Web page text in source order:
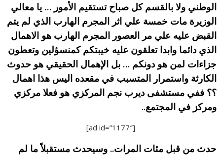
الوطني ولا بالقسم كل صباح تستقيم الأمور … يا معالي
الوزيرة مات خمسة علي اثر المجرم الهارب الذي لم يتم
القبض عليه علي مر العصور المجرم الهارب هو الاهمال
الذي دائما وابدا تعلقون عليه خيبتكم كمنسؤلين وتعطون
جزاءات لمن هو دونكم … بل الإهمال الحقيقي هو حدوث
الكارثة واستمرار المتسبب في مقعده اليس هذا اهمال
؟؟ ففي مستشفى ديرب نجم المركزي هو فعلا مركزي
ومركز في المجتمع..
[ad id=”1177″]
حدث من قبل مئات المرات.. وسيحدث مستقبلاً ما لم